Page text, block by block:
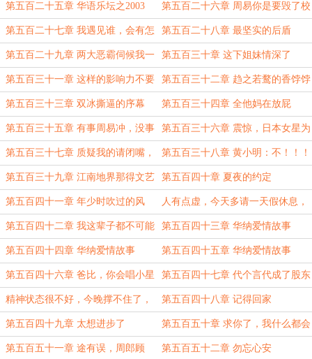
第五百二十五章 华语乐坛之2003 第五百二十六章 周易你是要毁了校
园民谣吗
第五百二十七章 我遇见谁，会有怎
样的对白
第五百二十八章 最坚实的后盾
第五百二十九章 两大恶霸伺候我一
人
第五百三十章 这下姐妹情深了
第五百三十一章 这样的影响力不要
也罢
第五百三十二章 趋之若鹜的香饽饽
第五百三十三章 双冰撕逼的序幕 第五百三十四章 全他妈在放屁
第五百三十五章 有事周易冲，没事
冲周易
第五百三十六章 震惊，日本女星为
爱倒贴周易！
第五百三十七章 质疑我的请闭嘴，
欣赏我的请跟随
第五百三十八章 黄小明：不！！！
第五百三十九章 江南地界那得文艺
点
第五百四十章 夏夜的约定
第五百四十一章 年少时吹过的风 人有点虚，今天多请一天假休息，
明天更新
第五百四十二章 我这辈子都不可能
写情诗的
第五百四十三章 华纳爱情故事
III（1）
第五百四十四章 华纳爱情故事
III（2）
第五百四十五章 华纳爱情故事
III（3）
第五百四十六章 爸比，你会唱小星
星吗
第五百四十七章 代个言代成了股东
精神状态很不好，今晚撑不住了，
请个假
第五百四十八章 记得回家
第五百四十九章 太想进步了 第五百五十章 求你了，我什么都会
做的
第五百五十一章 途有误，周郎顾 第五百五十二章 勿忘心安